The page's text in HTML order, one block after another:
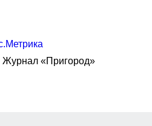
Журнал «Пригород»